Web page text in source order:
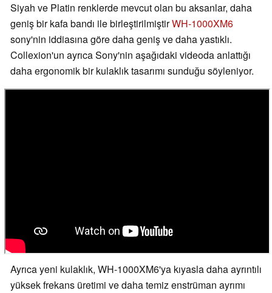
Siyah ve Platin renklerde mevcut olan bu aksanlar, daha
geniş bir kafa bandı ile birleştirilmiştirWH-1000XM6
sony'nin iddiasına göre daha geniş ve daha yastıklı.
Collexion'un ayrıca Sony'nin aşağıdaki videoda anlattığı
daha ergonomik bir kulaklık tasarımı sunduğu söyleniyor.
Ayrıca yeni kulaklık, WH-1000XM6'ya kıyasla daha ayrıntılı
yüksek frekans üretimi ve daha temiz enstrüman ayrımı